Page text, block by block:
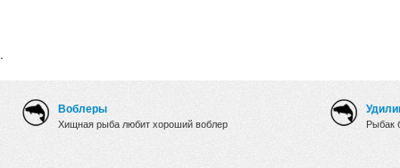
.
Воблеры
Хищная рыба любит хороший воблер Рыбак